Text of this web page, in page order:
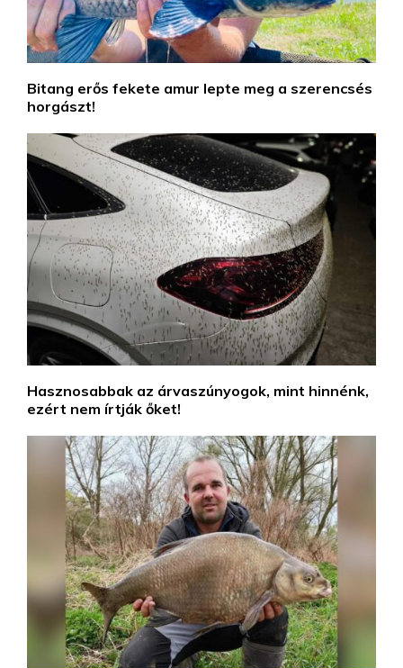
Bitang erős fekete amur lepte meg a szerencsés
horgászt!
Hasznosabbak az árvaszúnyogok, mint hinnénk,
ezért nem írtják őket!